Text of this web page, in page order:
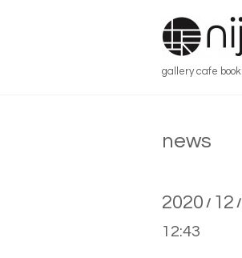
gallery cafe
news
2020 / 12 /
12:43